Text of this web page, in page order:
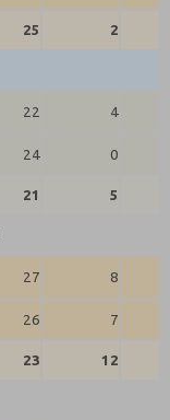
25 2
22 4
24 0
21 5
27 8
26 7
23 12